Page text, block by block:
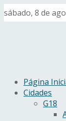
sábado, 8 de
Página
Cidades
G18